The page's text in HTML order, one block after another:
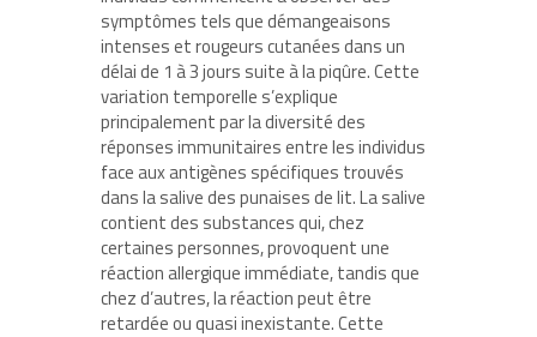
symptômes tels que démangeaisons
intenses et rougeurs cutanées dans un
délai de 1 à 3 jours suite à la piqûre. Cette
variation temporelle s’explique
principalement par la diversité des
réponses immunitaires entre les individus
face aux antigènes spécifiques trouvés
dans la salive des punaises de lit. La salive
contient des substances qui, chez
certaines personnes, provoquent une
réaction allergique immédiate, tandis que
chez d’autres, la réaction peut être
retardée ou quasi inexistante. Cette